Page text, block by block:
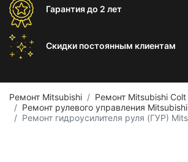
Гарантиядо 2 лет
Скидки постоянным клиентам
Ремонт Mitsubishi
Ремонт Mitsubishi Colt
Ремонт рулевого управления
Ремонт гидроусилителя руля (ГУР)